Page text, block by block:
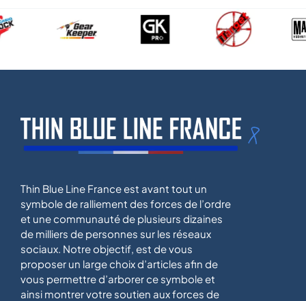
Thin Blue Line France est avant tout un
symbole de ralliement des forces de l’ordre
et une communauté de plusieurs dizaines
de milliers de personnes sur les réseaux
sociaux. Notre objectif, est de vous
proposer un large choix d’articles afin de
vous permettre d’arborer ce symbole et
ainsi montrer votre soutien aux forces de